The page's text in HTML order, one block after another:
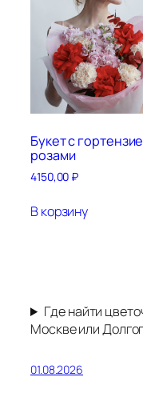
Букет с
розами
4150,00 ₽
В корзину
Где найти
Москве или
01.08.2026